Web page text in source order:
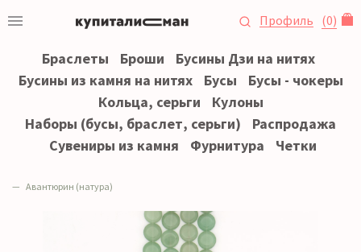
Профиль (0)
Браслеты Броши
Бусины Дзи на нитях
Бусины из камня на нитях
Бусы
Бусы - чокеры
Кольца, серьги
Кулоны
Наборы (бусы, браслет, серьги)
Распродажа
Сувениры из камня
Фурнитура Четки
Авантюрин (натура)